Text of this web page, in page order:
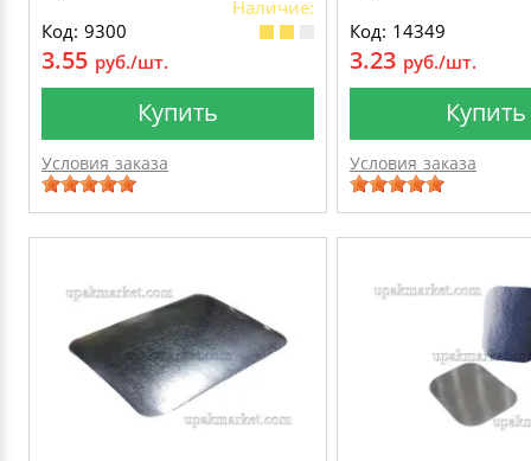
Наличие:
Код: 9300
3.55 руб./шт.
Купить
Условия заказа
Код: 14349
3.23 руб./шт.
Купить
Условия заказа